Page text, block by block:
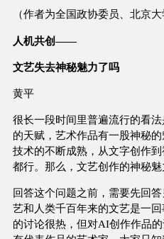
（作者为全国政协委员、北京大
人机共创——
文艺失去神秘魅力了吗
黄平
很长一段时间里普遍流行的看
的天赋，艺术作品有一股神秘
技术的不断成熟，从文字创作
都行。那么，文艺创作的神秘魅
回答这个问题之前，需要先回
艺和人类千百年来的文艺是一
的讨论很热，但对AI创作作品